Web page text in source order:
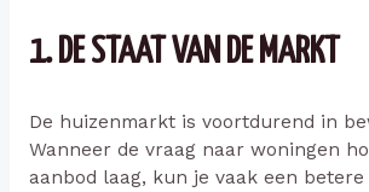
1. DE STAAT VAN DE MARKT
De huizenmarkt is voortdurend in
Wanneer de vraag naar woningen
aanbod laag, kun je vaak een